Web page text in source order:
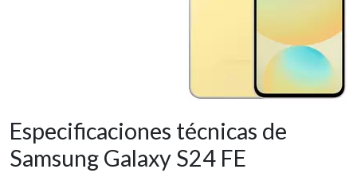
Especificaciones técnicas de
Samsung Galaxy S24 FE